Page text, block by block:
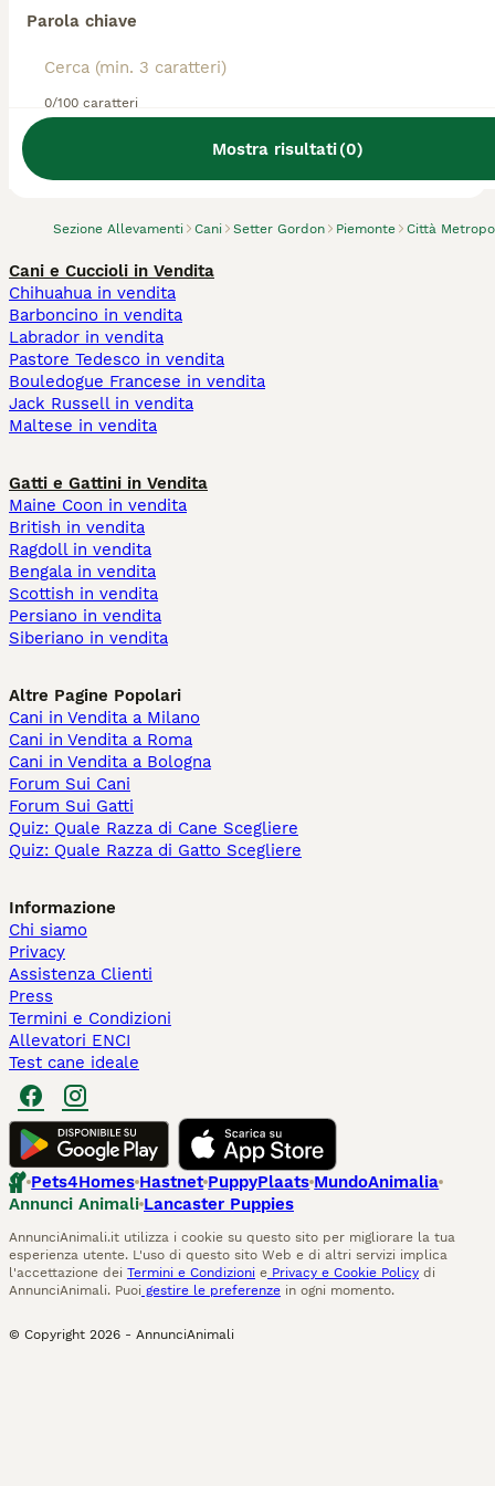
Parola chiave
0/100 caratteri
Mostra risultati(0)
Sezione Allevamenti Cani Setter Gordon Piemonte Città
Abbiamo trovato 0 Allevamento di Setter
Gordon, Moncalieri.
Cani e Cuccioli in Vendita
Chihuahua in vendita
Barboncino in vendita
Labrador in vendita
Pastore Tedesco in vendita
Bouledogue Francese in vendita
Jack Russell in vendita
Maltese in vendita
Gatti e Gattini in Vendita
Maine Coon in vendita
British in vendita
Ragdoll in vendita
Bengala in vendita
Scottish in vendita
Persiano in vendita
Siberiano in vendita
Altre Pagine Popolari
Cani in Vendita a Milano
Cani in Vendita a Roma
Cani in Vendita a Bologna
Forum Sui Cani
Forum Sui Gatti
Quiz: Quale Razza di Cane Scegliere
Quiz: Quale Razza di Gatto Scegliere
Informazione
Chi siamo
Privacy
Assistenza Clienti
Press
Termini e Condizioni
Allevatori ENCI
Test cane ideale
Pets4Homes Hastnet PuppyPlaats MundoAnimalia
Annunci Animali Lancaster Puppies
AnnunciAnimali.it utilizza i cookie su questo sito per migliorare la tua
esperienza utente. L'uso di questo sito Web e di altri servizi implica
l'accettazione dei Termini e Condizioni e Privacy e Cookie Policy di
AnnunciAnimali. Puoi gestire le preferenze in ogni momento.
© Copyright 2026 - AnnunciAnimali